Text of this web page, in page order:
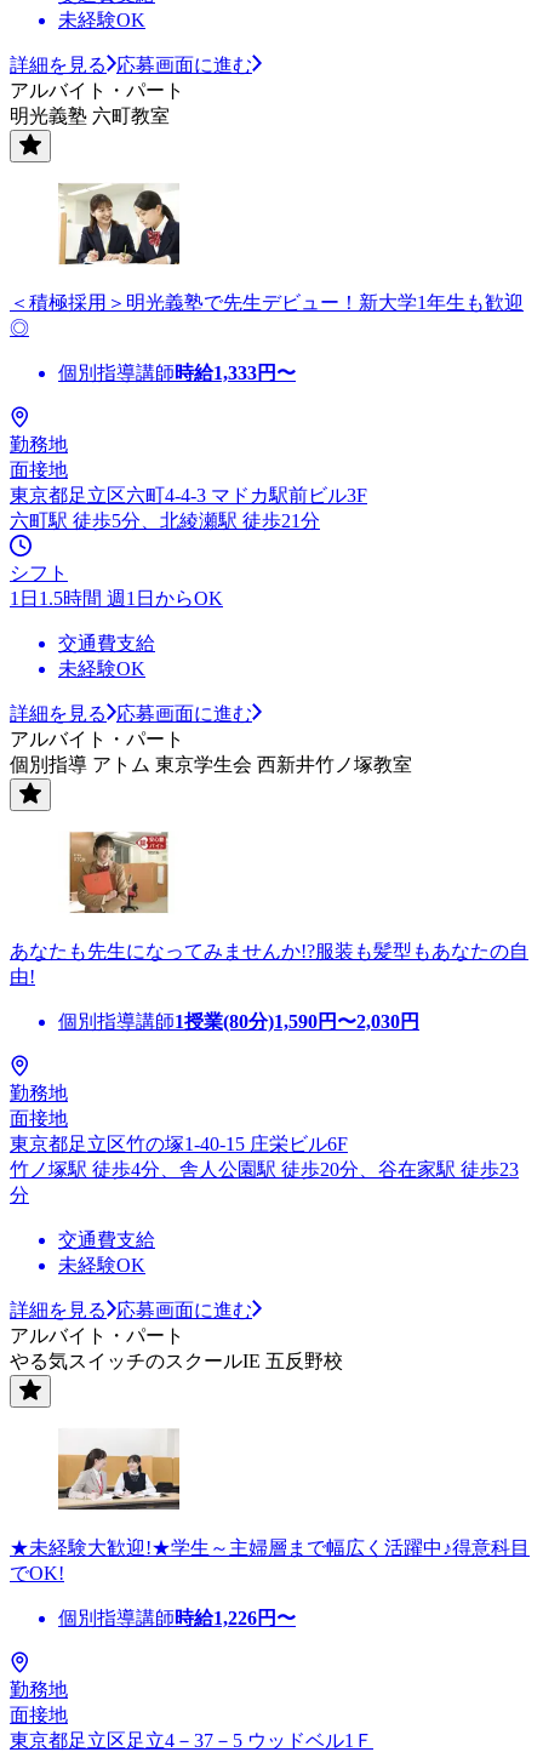
未経験OK
詳細を見る
応募画面に進む
アルバイト・パート
明光義塾 六町教室
＜積極採用＞明光義塾で先生デビュー！新大学1年生も歓迎
◎
個別指導講師時給1,333円〜
勤務地
面接地
東京都足立区六町4-4-3 マドカ駅前ビル3F
六町駅 徒歩5分、北綾瀬駅 徒歩21分
シフト
1日1.5時間 週1日からOK
交通費支給
未経験OK
詳細を見る
応募画面に進む
アルバイト・パート
個別指導 アトム 東京学生会 西新井竹ノ塚教室
あなたも先生になってみませんか!?服装も髪型もあなたの自
由!
個別指導講師1授業(80分)1,590円〜2,030円
勤務地
面接地
東京都足立区竹の塚1-40-15 庄栄ビル6F
竹ノ塚駅 徒歩4分、舎人公園駅 徒歩20分、谷在家駅 徒歩23
分
交通費支給
未経験OK
詳細を見る
応募画面に進む
アルバイト・パート
やる気スイッチのスクールIE 五反野校
★未経験大歓迎!★学生～主婦層まで幅広く活躍中♪得意科目
でOK!
個別指導講師時給1,226円〜
勤務地
面接地
東京都足立区足立4－37－5 ウッドベル1Ｆ